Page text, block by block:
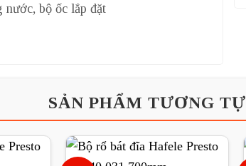
nước, bộ ốc lắp đặt
SẢN PHẨM TƯƠNG TỰ